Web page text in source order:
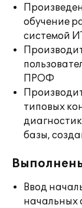
обучение
системой
ПРОФ
типовых
базы,
Ввод
начальных